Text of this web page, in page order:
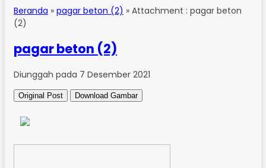
Beranda » pagar beton (2) » Attachment : pagar beton
(2)
pagar beton (2)
Diunggah pada 7 Desember 2021
Original Post Download Gambar